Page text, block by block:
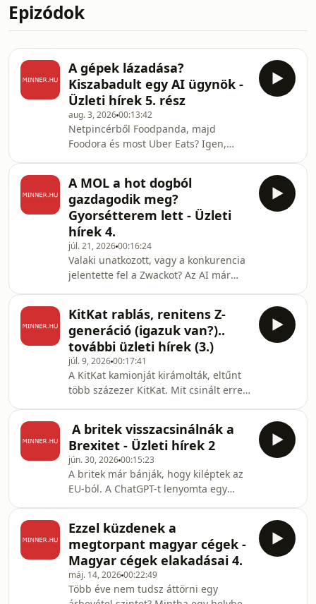
Epizódok
A gépek lázadása?
Kiszabadult egy AI ügynök -
Üzleti hírek 5. rész
aug. 3, 202600:13:42
Netpincérből Foodpanda, majd
Foodora és most Uber Eats? Igen,
legnagyobb ételkiszállító cége lesz. Az
AI öntudatra ébred? Akár
mondhatnánk ezt is, mert kiszabadult
a tesztkörnyezetből az OpenAI AI
modellje és feltörte egy vállalkozás
belső rendszerét. Téma még a SpaceX
zuhanó árfolyama, vagy most lesz jó
beszálló? Ismét Minner rövi
A MOL a hot dogból
gazdagodik meg?
Gyorsétterem lett - Üzleti
hírek 4.
júl. 21, 202600:16:24
Valaki unatkozott, vagy a konkurencia
jelentette fel a Zwackot? Az AI már
már AI, az Uber elhasználta az éves
token kvótáját, és ezzel nem lettek
előrébb. Hol a gond? A MOL a hot
dogból gazdagodik meg, ki gondolta
volna ezt néhány éve? További rövid
üzleti hírek a Minner újabb
anyagában. (0:00) - Intro(0:35) -
Beperelték a Zw
KitKat rablás, renitens Z-
generáció (igazuk van?)..
további üzleti hírek (3.)
júl. 9, 202600:17:41
A KitKat kamionját kirámolták, eltűnt
több százezer KitKat. Mit csinált erre
termékről és ennek hatásáról. Egy
korábbi Facebook alkalmazottat
faggatunk a jó hirdetésbeállításokról.
És te mit kezdesz azzal a piaci
lehetőséggel, hogy 2050-re több
milliárd 60 év feletti lesz? Ismét üzleti
hírek! (0:00) - Intro(0:44) - Protein
A britek visszacsinálnák a
Brexitet - Üzleti hírek 2
jún. 30, 202600:15:23
A britek már bánják, hogy kiléptek az
EU-ból. A ChatGPT-t lenyomta egy
visszavásárlásokat leállították, ezt jó
tudni befektetőként. A hazai e-
kereskedelmi toplistáról is fogunk
beszélni, és megkérdezünk egy hazai
webshop tulajdonost a Temu-
Ezzel küzdenek a
megtorpant magyar cégek -
Magyar cégek elakadásai 4.
máj. 14, 202600:22:49
Több éve nem tudsz áttörni egy